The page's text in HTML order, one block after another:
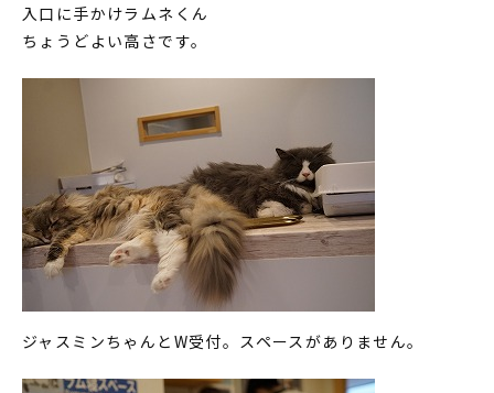
入口に手かけラムネくん
ちょうどよい高さです。
ジャスミンちゃんとW受付。スペースがありません。